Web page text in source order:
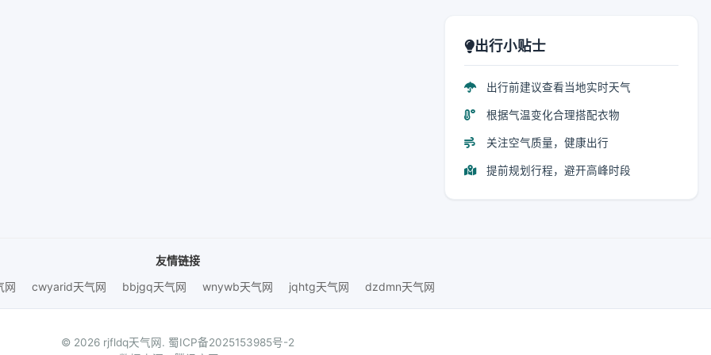
出行小贴士
出行前建议查看当地实时天气
根据气温变化合理搭配衣物
关注空气质量，健康出行
提前规划行程，避开高峰时段
友情链接
网
cwyarid天气网 bbjgq天气网 wnywb天气网 jqhtg天气网 dzdmn天气网
© 2026 rjfldq天气网. 蜀ICP备2025153985号-2